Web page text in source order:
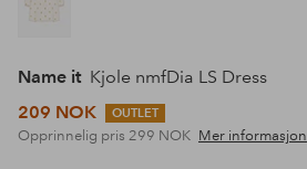
Name it Kjole nmfDia LS Dress
209 NOK
OUTLET
Opprinnelig pris 299 NOK Mer informasjon